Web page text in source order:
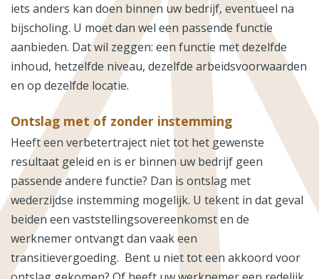
iets anders kan doen binnen uw bedrijf, eventueel na
bijscholing. U moet dan wel een passende functie
aanbieden. Dat wil zeggen: een functie met dezelfde
inhoud, hetzelfde niveau, dezelfde arbeidsvoorwaarden
en op dezelfde locatie.
Ontslag met of zonder instemming
Heeft een verbetertraject niet tot het gewenste
resultaat geleid en is er binnen uw bedrijf geen
passende andere functie? Dan is ontslag met
wederzijdse instemming mogelijk. U tekent in dat geval
beiden een vaststellingsovereenkomst en de
werknemer ontvangt dan vaak een
transitievergoeding. Bent u niet tot een akkoord voor